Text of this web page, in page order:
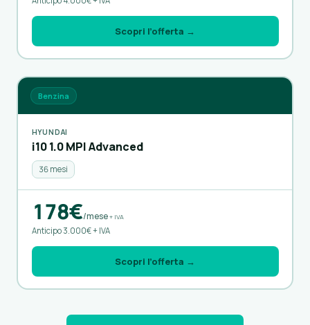
Scopri l’offerta →
Benzina
HYUNDAI
i10 1.0 MPI Advanced
36 mesi
178€/mese+ IVA
Anticipo 3.000€ + IVA
Scopri l’offerta →